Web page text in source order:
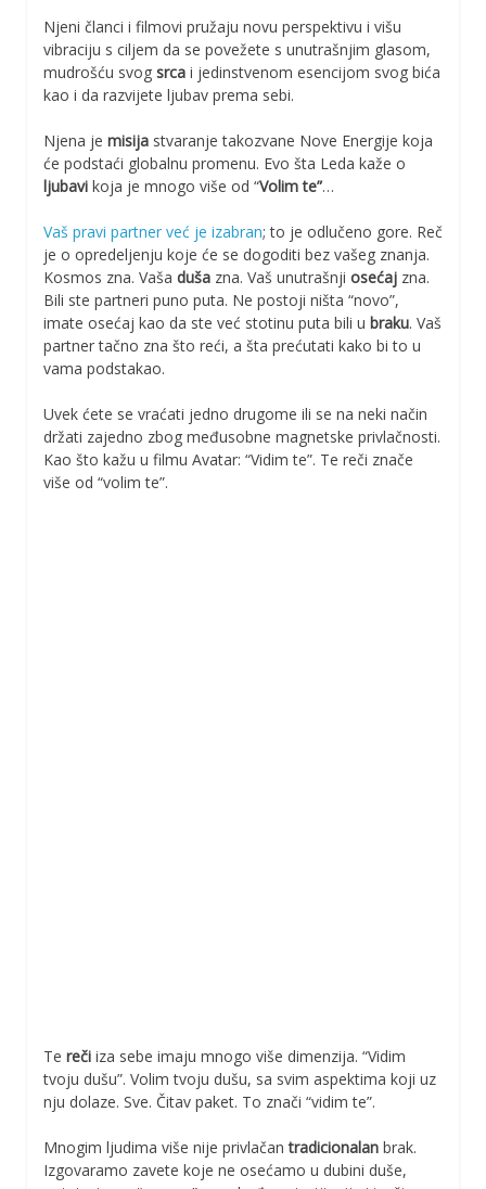
Njeni članci i filmovi pružaju novu perspektivu i višu
vibraciju s ciljem da se povežete s unutrašnjim glasom,
mudrošću svog srca i jedinstvenom esencijom svog bića
kao i da razvijete ljubav prema sebi.
Njena je misija stvaranje takozvane Nove Energije koja
će podstaći globalnu promenu. Evo šta Leda kaže o
ljubavi koja je mnogo više od “Volim te”…
Vaš pravi partner već je izabran; to je odlučeno gore. Reč
je o opredeljenju koje će se dogoditi bez vašeg znanja.
Kosmos zna. Vaša duša zna. Vaš unutrašnji osećaj zna.
Bili ste partneri puno puta. Ne postoji ništa “novo”,
imate osećaj kao da ste već stotinu puta bili u braku. Vaš
partner tačno zna što reći, a šta prećutati kako bi to u
vama podstakao.
Uvek ćete se vraćati jedno drugome ili se na neki način
držati zajedno zbog međusobne magnetske privlačnosti.
Kao što kažu u filmu Avatar: “Vidim te”. Te reči znače
više od “volim te”.
Te reči iza sebe imaju mnogo više dimenzija. “Vidim
tvoju dušu”. Volim tvoju dušu, sa svim aspektima koji uz
nju dolaze. Sve. Čitav paket. To znači “vidim te”.
Mnogim ljudima više nije privlačantradicionalan brak.
Izgovaramo zavete koje ne osećamo u dubini duše,